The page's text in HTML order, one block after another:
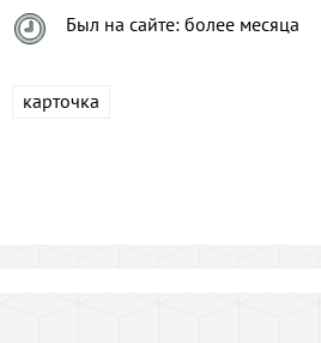
Был на сайте: более месяца
карточка